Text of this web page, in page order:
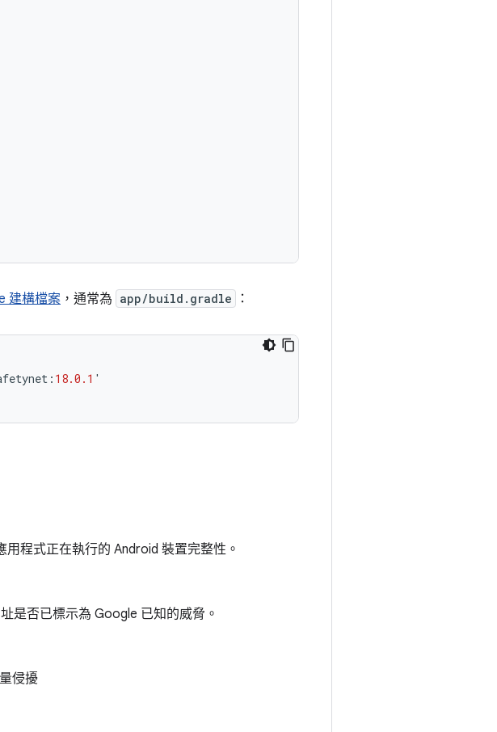
建構檔案 ，通常為 app/build.gradle ：
: 18.0.1 '
程式正在執行的 Android 裝置完整性。
是否已標示為 Google 已知的威脅。
侵擾